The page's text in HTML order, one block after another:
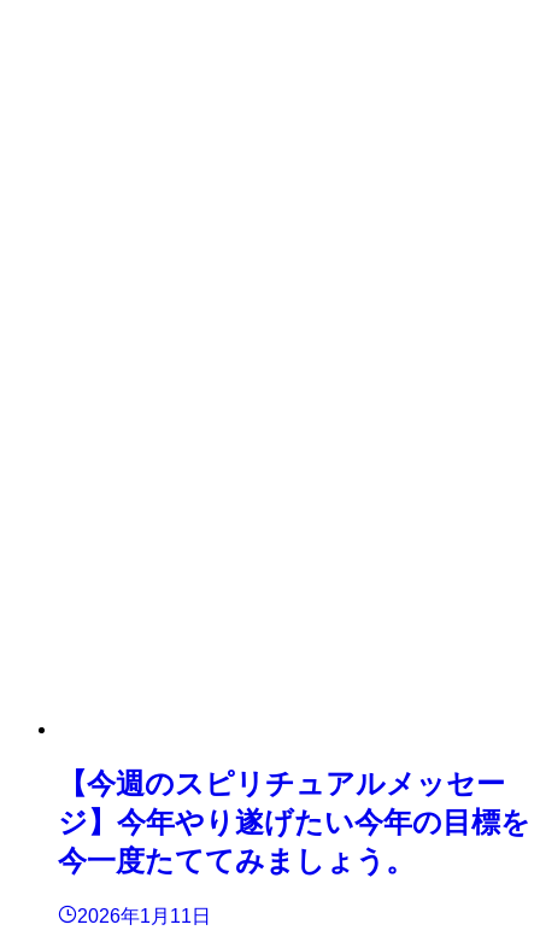
【今週のスピリチュアルメッセー
ジ】今年やり遂げたい今年の目標を
今一度たててみましょう。
2026年1月11日